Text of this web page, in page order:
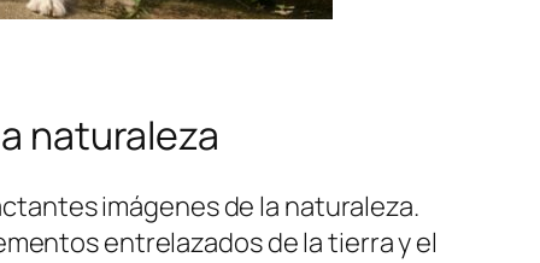
naturaleza
imágenes de la naturaleza.
entrelazados de la tierra y el